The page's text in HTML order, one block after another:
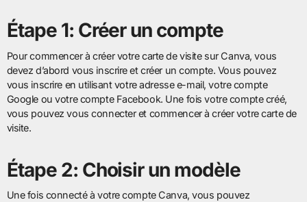
Étape 1: Créer un compte
Pour commencer à créer votre carte de visite sur Canva, vous
devez d’abord vous inscrire et créer un compte. Vous pouvez
vous inscrire en utilisant votre adresse e-mail, votre compte
Google ou votre compte Facebook. Une fois votre compte créé,
vous pouvez vous connecter et commencer à créer votre carte de
visite.
Étape 2: Choisir un modèle
Une fois connecté à votre compte Canva, vous pouvez